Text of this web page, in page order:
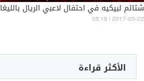
شتائم لبيكيه في احتفال لاعبي الريال بالليغا
08:18 | 2017-05-22
الأكثر قراءة